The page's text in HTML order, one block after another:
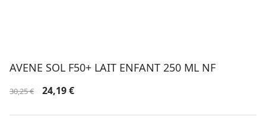
AVENE SOL F50+ LAIT ENFANT 250 ML NF
30,25€
Le
initial
24,19€Le
actuel